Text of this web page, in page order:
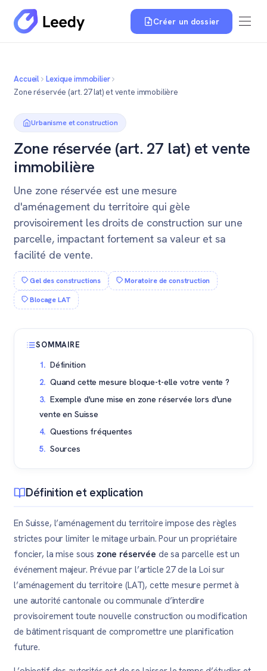
Créer un dossier
Accueil
Lexique immobilier
Zone réservée (art. 27 lat) et vente immobilière
Urbanisme et construction
Zone réservée (art. 27 lat) et vente
immobilière
Une zone réservée est une mesure
d'aménagement du territoire qui gèle
provisoirement les droits de construction sur une
parcelle, impactant fortement sa valeur et sa
facilité de vente.
Gel des constructions
Moratoire de construction
Blocage LAT
SOMMAIRE
Définition
Quand cette mesure bloque-t-elle votre vente ?
Exemple d'une mise en zone réservée lors d'une
vente en Suisse
Questions fréquentes
Sources
Définition et explication
En Suisse, l’aménagement du territoire impose des règles
strictes pour limiter le mitage urbain. Pour un propriétaire
foncier, la mise sous zone réservée de sa parcelle est un
événement majeur. Prévue par l’article 27 de la Loi sur
l’aménagement du territoire (LAT), cette mesure permet à
une autorité cantonale ou communale d’interdire
provisoirement toute nouvelle construction ou modification
de bâtiment risquant de compromettre une planification
future.